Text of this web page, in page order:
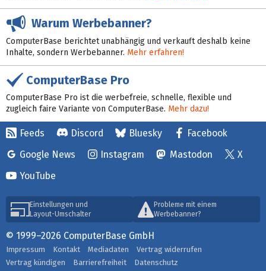
Warum Werbebanner?
ComputerBase berichtet unabhängig und verkauft deshalb keine
Inhalte, sondern Werbebanner. Mehr erfahren!
ComputerBase Pro
ComputerBase Pro ist die werbefreie, schnelle, flexible und
zugleich faire Variante von ComputerBase. Mehr dazu!
Feeds Discord Bluesky
Facebook
Google News
Instagram Mastodon
X
YouTube
Einstellungen und
Layout-Umschalter
Probleme mit einem
Werbebanner?
© 1999–2026 ComputerBase GmbH
Impressum Kontakt Mediadaten
Vertrag widerrufen
Vertrag kündigen
Barrierefreiheit Datenschutz